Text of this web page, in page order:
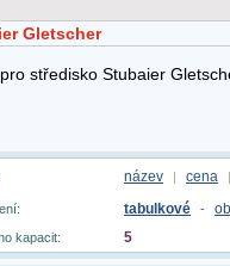
název | cena |
tabulkové -
kapacit: 5